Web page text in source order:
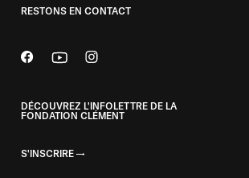
RESTONS EN CONTACT
DÉCOUVREZ L'INFOLETTRE DE LA
FONDATION CLÉMENT
S'INSCRIRE